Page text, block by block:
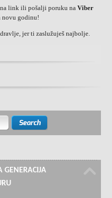
link ili pošalji poruku naViber
novu godinu!
jer ti zaslužuješ najbolje.
GENERACIJA